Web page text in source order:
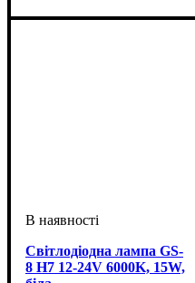
Світлодіодна лампа GS-
8 H7 12-24V 6000K, 15W,